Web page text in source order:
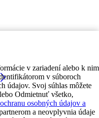
v zariadení alebo k nim
v súboroch
údajov. Svoj súhlas môžete
Odmietnuť všetko,
osobných údajov a
a neovplyvnia údaje